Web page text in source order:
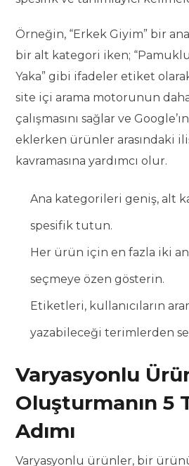
Örneğin, “Erkek Giyim” bir
bir alt kategori iken;
Yaka” gibi ifadeler etiket
site içi arama motorunun
çalışmasını sağlar ve
eklerken ürünler arasındaki
kavramasına yardımcı olur.
Ana kategorileri geniş, alt
spesifik tutun.
Her ürün için en fazla iki
seçmeye özen gösterin.
Etiketleri, kullanıcıların
yazabileceği terimlerden
Varyasyonlu
Oluşturmanın 5
Adımı
Varyasyonlu ürünler, bir